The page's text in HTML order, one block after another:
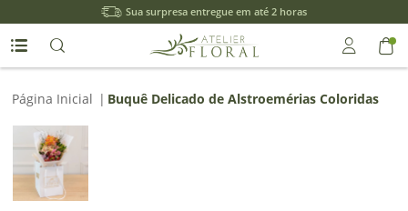
Sua surpresa entregue em até 2 horas
Entrar
Página Inicial | Buquê Delicado de Alstroemérias Coloridas